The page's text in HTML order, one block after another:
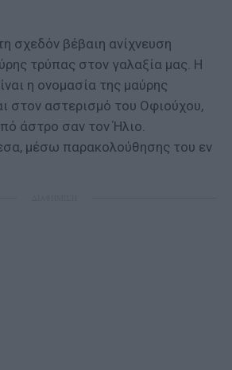
σχεδόν βέβαιη ανίχνευση
τρύπας στον γαλαξία μας. Η
η ονομασία της μαύρης
στον αστερισμό του Οφιούχου,
άστρο σαν τον Ήλιο.
μέσω παρακολούθησης του εν